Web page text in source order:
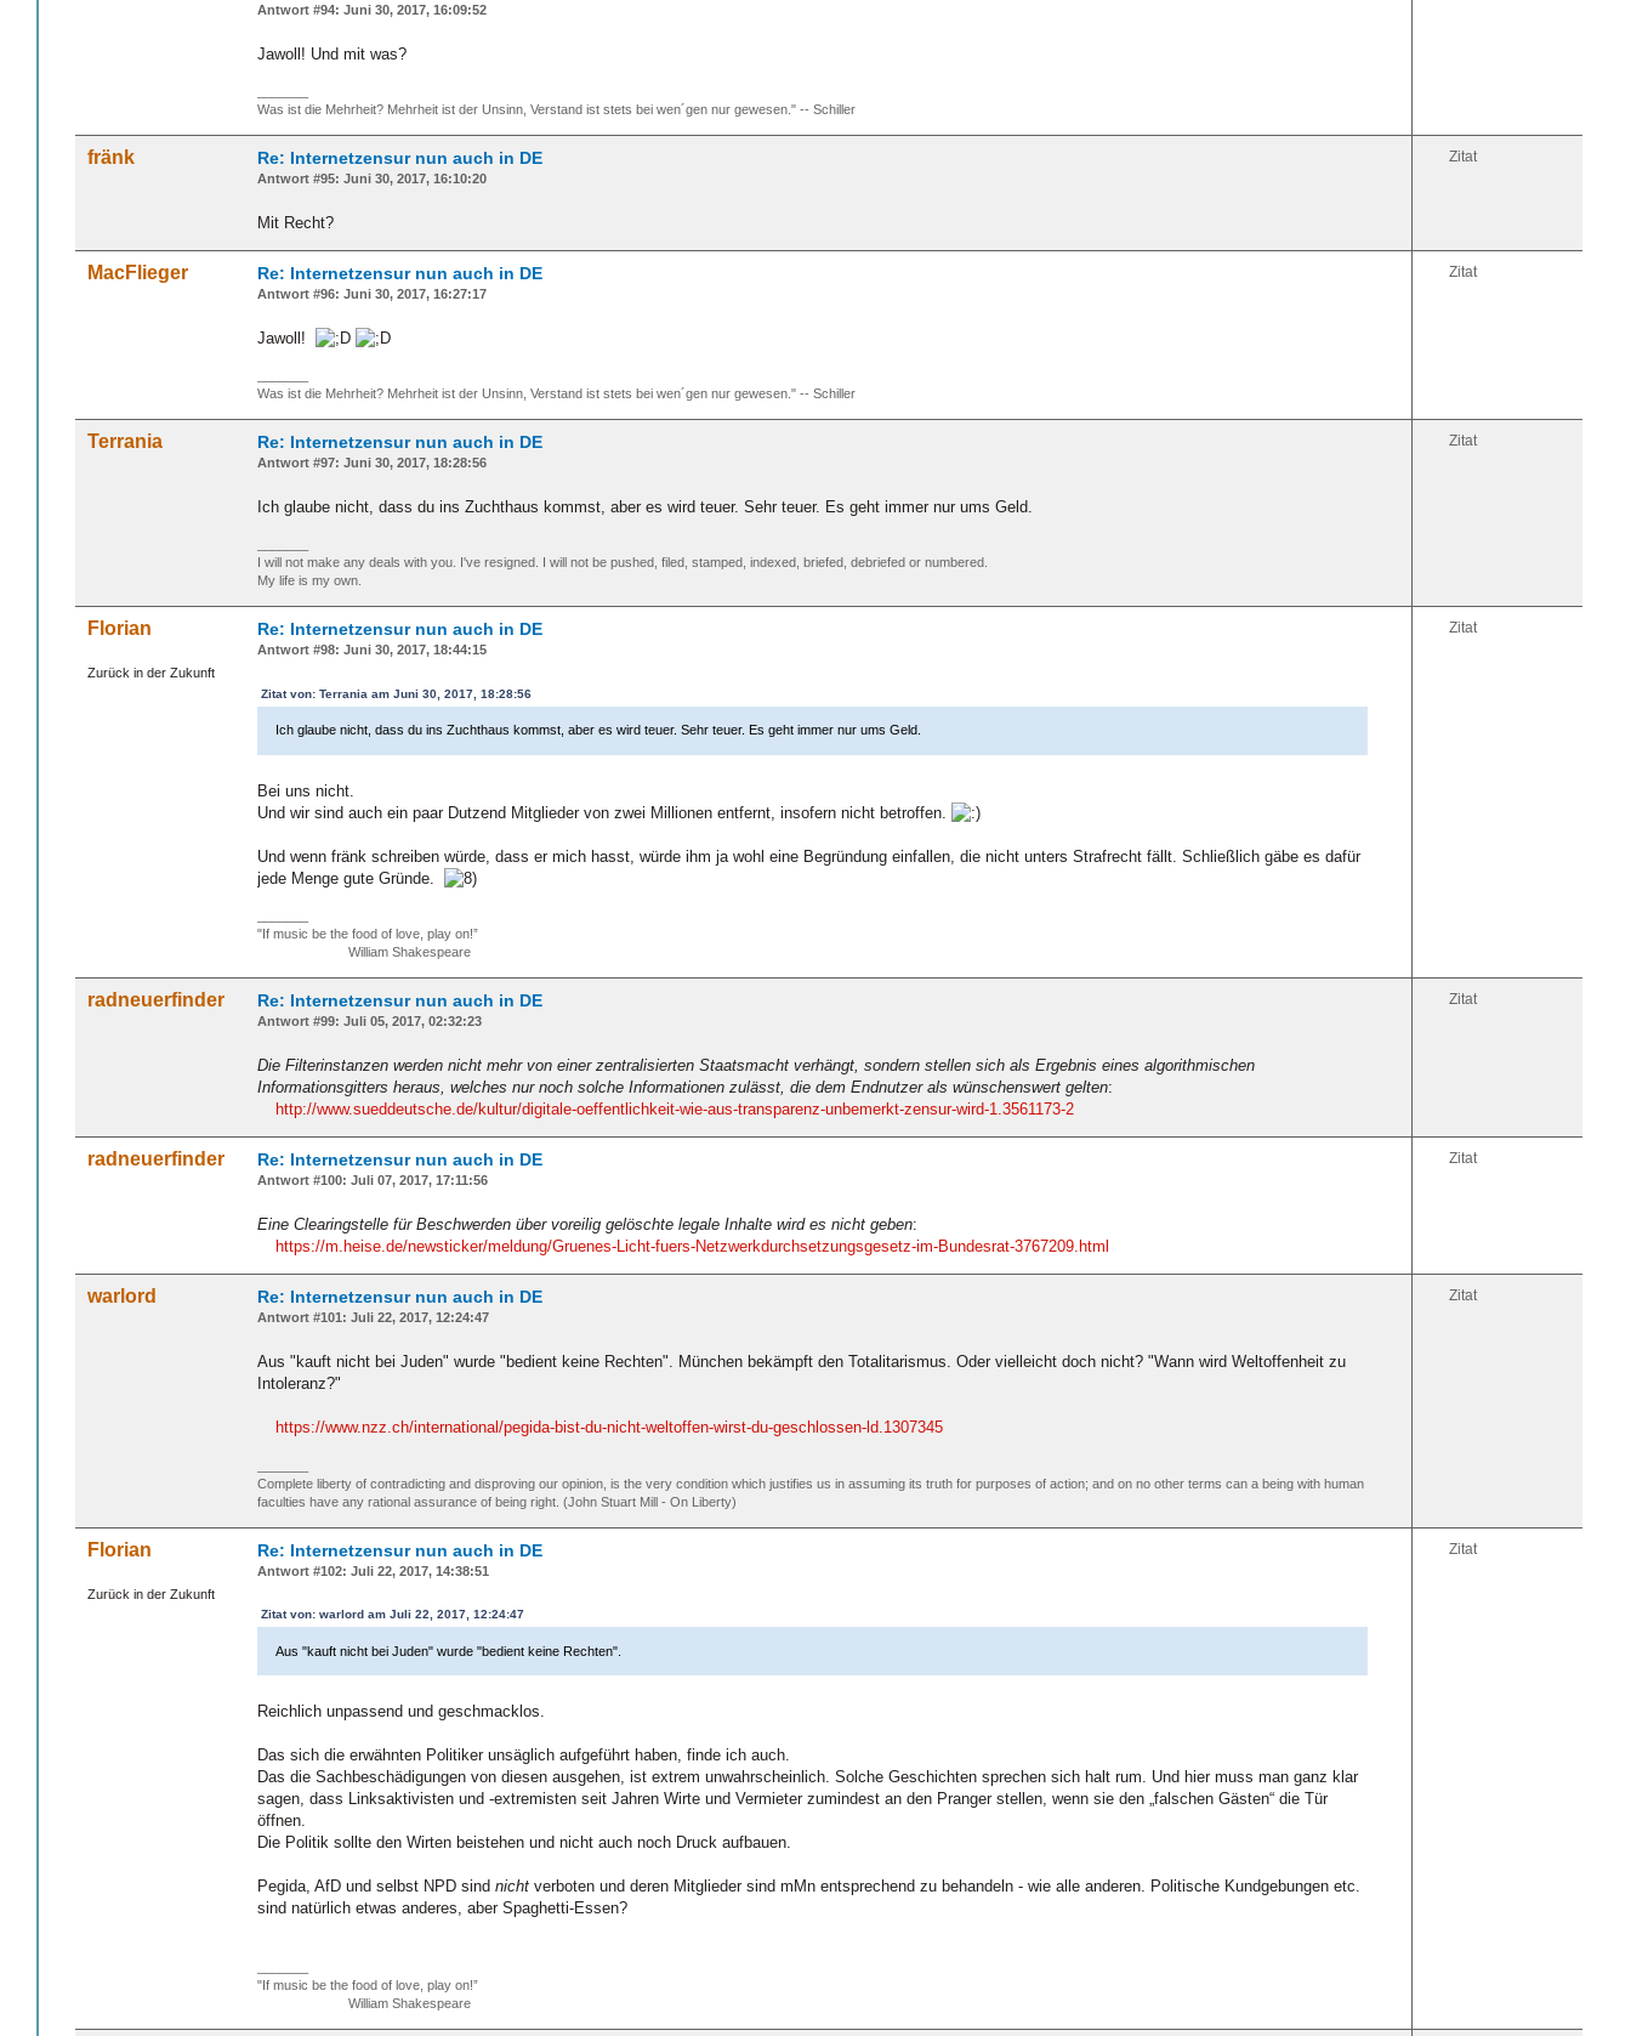
Antwort #94: Juni 30, 2017, 16:09:52
Jawoll! Und mit was?
Was ist die Mehrheit? Mehrheit ist der Unsinn, Verstand ist stets bei wen´gen nur gewesen." -- Schiller
fränk Zitat
Re: Internetzensur nun auch in DE
Antwort #95: Juni 30, 2017, 16:10:20
Mit Recht?
MacFlieger Zitat
Re: Internetzensur nun auch in DE
Antwort #96: Juni 30, 2017, 16:27:17
Jawoll!
Was ist die Mehrheit? Mehrheit ist der Unsinn, Verstand ist stets bei wen´gen nur gewesen." -- Schiller
Terrania Zitat
Re: Internetzensur nun auch in DE
Antwort #97: Juni 30, 2017, 18:28:56
Ich glaube nicht, dass du ins Zuchthaus kommst, aber es wird teuer. Sehr teuer. Es geht immer nur ums Geld.
I will not make any deals with you. I've resigned. I will not be pushed, filed, stamped, indexed, briefed, debriefed or numbered.
My life is my own.
Florian
Zurück in der Zukunft
Zitat
Re: Internetzensur nun auch in DE
Antwort #98: Juni 30, 2017, 18:44:15
Zitat von: Terrania am Juni 30, 2017, 18:28:56
Ich glaube nicht, dass du ins Zuchthaus kommst, aber es wird teuer. Sehr teuer. Es geht immer nur ums Geld.
Bei uns nicht.
Und wir sind auch ein paar Dutzend Mitglieder von zwei Millionen entfernt, insofern nicht betroffen.
Und wenn fränk schreiben würde, dass er mich hasst, würde ihm ja wohl eine Begründung einfallen, die nicht unters Strafrecht fällt. Schließlich gäbe es dafür
jede Menge gute Gründe.
"If music be the food of love, play on!”
William Shakespeare
radneuerfinder Zitat
Re: Internetzensur nun auch in DE
Antwort #99: Juli 05, 2017, 02:32:23
Die Filterinstanzen werden nicht mehr von einer zentralisierten Staatsmacht verhängt, sondern stellen sich als Ergebnis eines algorithmischen
Informationsgitters heraus, welches nur noch solche Informationen zulässt, die dem Endnutzer als wünschenswert gelten:
http://www.sueddeutsche.de/kultur/digitale-oeffentlichkeit-wie-aus-transparenz-unbemerkt-zensur-wird-1.3561173-2
radneuerfinder Zitat
Re: Internetzensur nun auch in DE
Antwort #100: Juli 07, 2017, 17:11:56
Eine Clearingstelle für Beschwerden über voreilig gelöschte legale Inhalte wird es nicht geben:
https://m.heise.de/newsticker/meldung/Gruenes-Licht-fuers-Netzwerkdurchsetzungsgesetz-im-Bundesrat-3767209.html
warlord Zitat
Re: Internetzensur nun auch in DE
Antwort #101: Juli 22, 2017, 12:24:47
Aus "kauft nicht bei Juden" wurde "bedient keine Rechten". München bekämpft den Totalitarismus. Oder vielleicht doch nicht? "Wann wird Weltoffenheit zu
Intoleranz?"
https://www.nzz.ch/international/pegida-bist-du-nicht-weltoffen-wirst-du-geschlossen-ld.1307345
Complete liberty of contradicting and disproving our opinion, is the very condition which justifies us in assuming its truth for purposes of action; and on no other terms can a being with human
faculties have any rational assurance of being right. (John Stuart Mill - On Liberty)
Florian
Zurück in der Zukunft
Zitat
Re: Internetzensur nun auch in DE
Antwort #102: Juli 22, 2017, 14:38:51
Zitat von: warlord am Juli 22, 2017, 12:24:47
Aus "kauft nicht bei Juden" wurde "bedient keine Rechten".
Reichlich unpassend und geschmacklos.
Das sich die erwähnten Politiker unsäglich aufgeführt haben, finde ich auch.
Das die Sachbeschädigungen von diesen ausgehen, ist extrem unwahrscheinlich. Solche Geschichten sprechen sich halt rum. Und hier muss man ganz klar
sagen, dass Linksaktivisten und -extremisten seit Jahren Wirte und Vermieter zumindest an den Pranger stellen, wenn sie den „falschen Gästen“ die Tür
öffnen.
Die Politik sollte den Wirten beistehen und nicht auch noch Druck aufbauen.
Pegida, AfD und selbst NPD sind nicht verboten und deren Mitglieder sind mMn entsprechend zu behandeln - wie alle anderen. Politische Kundgebungen etc.
sind natürlich etwas anderes, aber Spaghetti-Essen?
"If music be the food of love, play on!”
William Shakespeare